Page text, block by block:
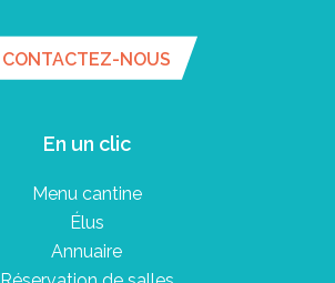
CONTACTEZ-NOUS
En un clic
Menu cantine
Élus
Annuaire